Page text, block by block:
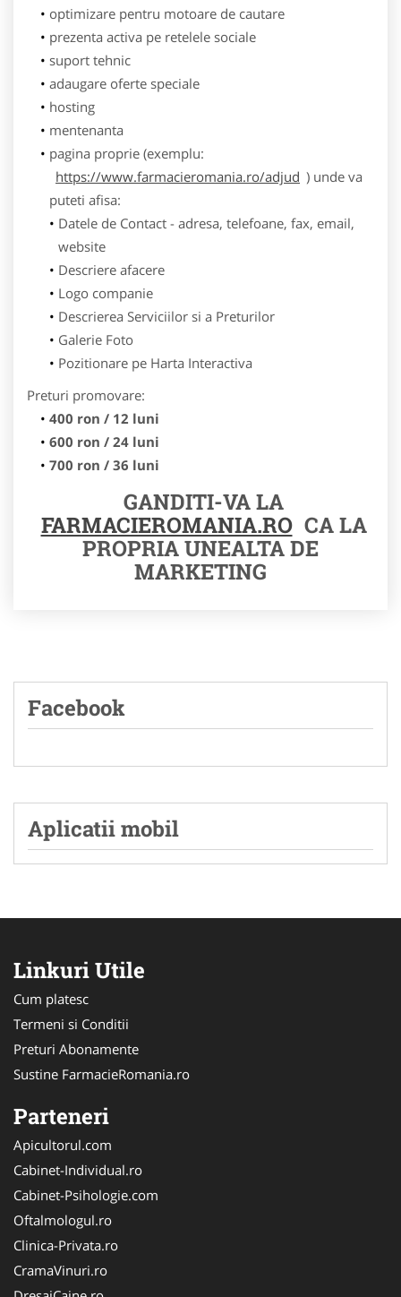
optimizare pentru motoare de cautare
prezenta activa pe retelele sociale
suport tehnic
adaugare oferte speciale
hosting
mentenanta
pagina proprie (exemplu:
https://www.farmacieromania.ro/adjud ) unde va
puteti afisa:
Datele de Contact - adresa, telefoane, fax, email,
website
Descriere afacere
Logo companie
Descrierea Serviciilor si a Preturilor
Galerie Foto
Pozitionare pe Harta Interactiva
Preturi promovare:
400 ron / 12 luni
600 ron / 24 luni
700 ron / 36 luni
GANDITI-VA LA
FARMACIEROMANIA.RO CA LA
PROPRIA UNEALTA DE
MARKETING
Facebook
Aplicatii mobil
Linkuri Utile
Cum platesc
Termeni si Conditii
Preturi Abonamente
Sustine FarmacieRomania.ro
Parteneri
Apicultorul.com
Cabinet-Individual.ro
Cabinet-Psihologie.com
Oftalmologul.ro
Clinica-Privata.ro
CramaVinuri.ro